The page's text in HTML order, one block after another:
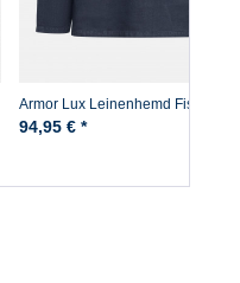
Armor Lux Leinenhemd
Vareuse Leinen Dunkelblau
94,95 € *